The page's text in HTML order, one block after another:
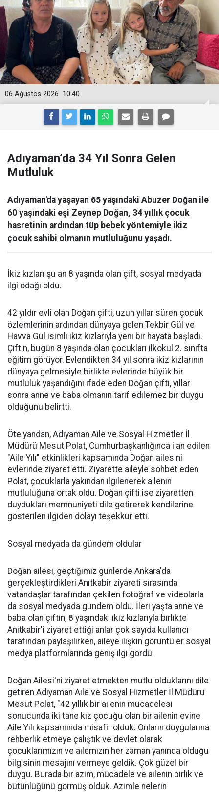
10:40
06 Ağustos 2026
Adıyaman’da 34 Yıl Sonra Gelen
Mutluluk
Adıyaman'da yaşayan 65 yaşındaki Abuzer Doğan ile
60 yaşındaki eşi Zeynep Doğan, 34 yıllık çocuk
hasretinin ardından tüp bebek yöntemiyle ikiz
çocuk sahibi olmanın mutluluğunu yaşadı.
İkiz kızları şu an 8 yaşında olan çift, sosyal medyada
ilgi odağı oldu.
42 yıldır evli olan Doğan çifti, uzun yıllar süren çocuk
özlemlerinin ardından dünyaya gelen Tekbir Gül ve
Havva Gül isimli ikiz kızlarıyla yeni bir hayata başladı.
Çiftin, bugün 8 yaşında olan çocukları ilkokul 2. sınıfta
eğitim görüyor. Evlendikten 34 yıl sonra ikiz kızlarının
dünyaya gelmesiyle birlikte evlerinde büyük bir
mutluluk yaşandığını ifade eden Doğan çifti, yıllar
sonra anne ve baba olmanın tarif edilemez bir duygu
olduğunu belirtti.
Öte yandan, Adıyaman Aile ve Sosyal Hizmetler İl
Müdürü Mesut Polat, Cumhurbaşkanlığınca ilan edilen
"Aile Yılı" etkinlikleri kapsamında Doğan ailesini
evlerinde ziyaret etti. Ziyarette aileyle sohbet eden
Polat, çocuklarla yakından ilgilenerek ailenin
mutluluğuna ortak oldu. Doğan çifti ise ziyaretten
duydukları memnuniyeti dile getirerek kendilerine
gösterilen ilgiden dolayı teşekkür etti.
Sosyal medyada da gündem oldular
Doğan ailesi, geçtiğimiz günlerde Ankara'da
gerçekleştirdikleri Anıtkabir ziyareti sırasında
vatandaşlar tarafından çekilen fotoğraf ve videolarla
da sosyal medyada gündem oldu. İleri yaşta anne ve
baba olan çiftin, 8 yaşındaki ikiz kızlarıyla birlikte
Anıtkabir'i ziyaret ettiği anlar çok sayıda kullanıcı
tarafından paylaşılırken, aileye ilişkin görüntüler sosyal
medya platformlarında geniş ilgi gördü.
Doğan Ailesi'ni ziyaret etmekten mutlu olduklarını dile
getiren Adıyaman Aile ve Sosyal Hizmetler İl Müdürü
Mesut Polat, "42 yıllık bir ailenin mücadelesi
sonucunda iki tane kız çocuğu olan bir ailenin evine
Aile Yılı kapsamında misafir olduk. Onların duygularına
rehberlik etmeye çalıştık ve devlet olarak
çocuklarımızın ve ailemizin her zaman yanında olduğu
bilgisinin mesajını vermeye geldik. Çok güzel bir
duygu. Burada bir azim, mücadele ve ailenin birlik ve
bütünlüğünü görmüş olduk. Azimle nelerin